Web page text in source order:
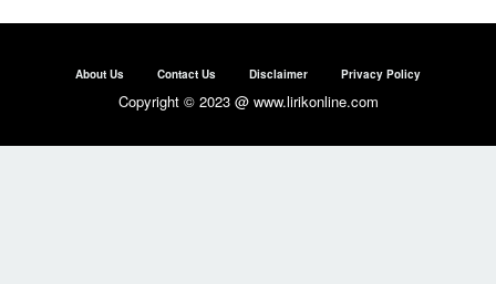
About Us Contact Us Disclaimer Privacy Policy
Copyright © 2023 @ www.lirikonline.com